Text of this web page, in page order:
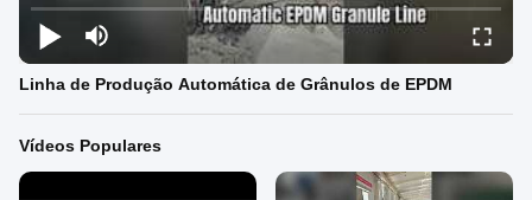
Linha de Produção Automática de Grânulos de EPDM
Vídeos Populares